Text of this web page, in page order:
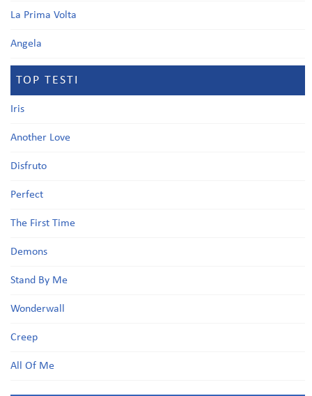
La Prima Volta
Angela
TOP TESTI
Iris
Another Love
Disfruto
Perfect
The First Time
Demons
Stand By Me
Wonderwall
Creep
All Of Me